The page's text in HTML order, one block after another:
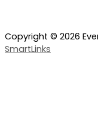
Copyright © 2026
SmartLinks